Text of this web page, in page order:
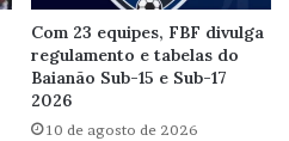
Com 23 equipes, FBF divulga
regulamento e tabelas do
Baianão Sub-15 e Sub-17
2026
10 de agosto de 2026